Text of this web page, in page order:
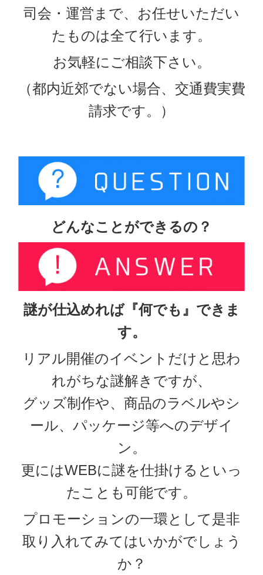
司会・運営まで、お任せいただい
たものは全て行います。
お気軽にご相談下さい。
（都内近郊でない場合、交通費実費
請求です。）
どんなことができるの？
謎が仕込めれば『何でも』できま
す。
リアル開催のイベントだけと思わ
れがちな謎解きですが、
グッズ制作や、商品のラベルやシ
ール、パッケージ等へのデザイ
ン。
更にはWEBに謎を仕掛けるといっ
たことも可能です。
プロモーションの一環として是非
取り入れてみてはいかがでしょう
か？